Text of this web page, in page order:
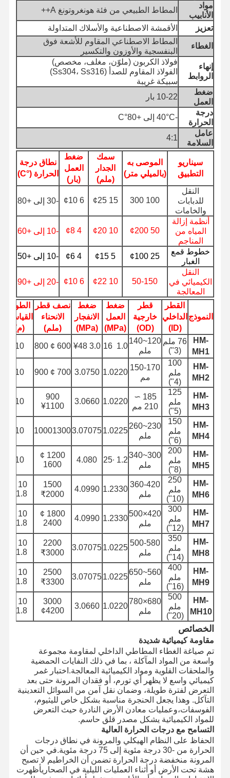
المنزل المنتجات حولنا
جولة في
المصنع
ضبط الجودة اتصل بنا أخبار الحالات
مدونة
اطلب عرض
أسعار
أنبوب خرطوم مركب
خرطوم الحفر
خرطوم الحفر الدوراني
أنابيب الأنابيب الكيميائية
أنبوب خرطوم الطعام
أنبوب خرطوم التفريغ
مضاد للاستعمال
خرطوم شفط الطين
أنبوب خرطوم المياه
أنبوب خرطوم الوقود
خرطوم الزيت الهيدروليكي
أنابيب الأنابيب السيراميكية
خرطوم البخار
خرطوم التعدين
خرطوم حمض الفوسفوريك
خرطوم معدني
أنابيب العائمة
خرطوم مدرع
مواد
الأنابيب
المطاط الطبيعي من فئة هونغروتونغ A++
تعزيز الأقمشة الاصطناعية والأسلاك المتداولة
الغطاء
المطاط الاصطناعي المقاوم للأشعة فوق
البنفسجية والأوزون والتكسير
إنهاء
الروابط
فولاذ الكربون (ملوّن، مغلف، مخصص)
الفولاذ المقاوم للصدأ (Ss304، Ss316)
سبيكة غريبة
ضغط
العمل
10-22 بار
درجة
الحرارة
-40°C إلى +80°C
عامل
السلامة
4:1
سيناريو
التطبيق
الموصى به
(بالميلي متر)
سمك
الجدار
(ملم)
ضغط
العمل
(بار)
نطاق درجة
الحرارة (°C)
النقل
للدبابات
والخامات
100 300
15 ¢25
6 ¢10 -30 إلى +80
أنظمة إزالة
المياه من
المناجم
50 ¢200
10 ¢20
4 ¢8 -10 إلى +60
خطوط قمع
الغبار
25 ¢100
5 ¢15
4 ¢6
-10 إلى +50
النقل
الكيميائي في
المعالجة
50-150
10 ¢22
6 ¢10 -20 إلى +90
النموذج
القطر
الداخلي
(ID)
قطر
خارجية
(OD)
ضغط
العمل
(MPa)
ضغط
الانفجار
(MPa)
نصف قطر
الانحناء
(ملم)
الطول
القياسي
(م)
HM-
MH1
76 ملم
(3")
120~140
ملم
1.0 ‬ 16
3.0 ¥48
600 ¢ 800
10
HM-
MH2
100
ملم
(4")
150-170
مم
1.0220
3.0750
700 ¢ 900
10
HM-
MH3
125
ملم
(5")
185 ∼
210 مم
1.0220
3.0660
900
¥1100
10
HM-
MH4
150
ملم
(6")
230~260
ملم
1.0225
3.07075
10001300
10
HM-
MH5
200
ملم
(8")
300~340
ملم
1.2 ∙25
4.080
1200 ¢
1600
10
HM-
MH6
250
ملم
(10")
360-420
ملم
1.2330
4.0990
1500
₹2000
11.8
HM-
MH7
300
ملم
(12")
420×500
ملم
1.2330
4.0990
1800 ¢
2400
11.8
HM-
MH8
350
ملم
(14")
500-580
ملم
1.0225
3.07075
2200
₹3000
11.8
HM-
MH9
400
ملم
(16")
560~650
ملم
1.0225
3.07075
2500
₹3300
11.8
HM-
MH10
500
ملم
(20")
680×780
ملم
1.0220
3.0660
3000
¢4200
11.8
الخصائص
مقاومة كيميائية شديدة
تم صياغة الغطاء المطاطي الداخلي لمقاومة مجموعة
واسعة من المواد المآكلة ، بما في ذلك النفايات الحمضية
والملحقات القلوية ومواد الكيميائية المعالجة.اختبار غمر
كيميائي واسع لا يظهر أي تورم، أو فقدان المرونة حتى بعد
التعرض لفترة طويلة، وضمان نقل آمن من السوائل التعدينية
التآكل. وهذا يجعل الحنجرة مناسبة بشكل خاص لليثيوم،
الفوسفات،وعمليات معادن الأرض النادرة حيث التعرض
للمواد الكيميائية يشكل مصدر قلق حاسم.
التسامح مع درجات الحرارة العالية
الحفاظ على النظام الهيكلي والمرونة في نطاق درجات
الحرارة من -30 درجة مئوية إلى 75 درجة مئوية.في حين أن
المرونة منخفضة درجة الحرارة تضمن أن الخراطيم لا تصبح
هشة تحت الأرض أو أثناء العمليات الليلية في الصحاريأظهرت